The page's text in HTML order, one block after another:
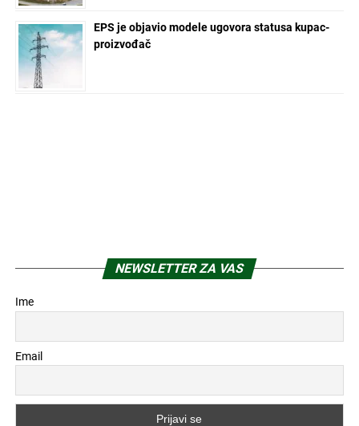
EPS je objavio modele ugovora statusa kupac-
proizvođač
NEWSLETTER ZA VAS
Ime
Email